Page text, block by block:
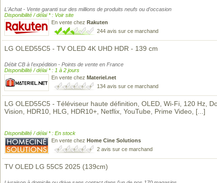
L'Achat - Vente garanti sur des millions de produits neufs ou d'occasion
Disponibilité / délai * : Voir site
En vente chez Rakuten
244 avis sur ce marchand
LG OLED55C5 - TV OLED 4K UHD HDR - 139 cm
Débit CB à l'expédition - Points de vente en France
Disponibilité / délai * : 1 à 2 jours
En vente chez Materiel.net
134 avis sur ce marchand
LG OLED55C5 - Téléviseur haute définition, OLED, Wi-Fi, 120 Hz,
Vision, HDR10, HLG, HDR10+, Netflix, YouTube, Prime Video, [...]
Disponibilité / délai * : En stock
En vente chez Home Cine Solutions
2 avis sur ce marchand
TV OLED LG 55C5 2025 (139cm)